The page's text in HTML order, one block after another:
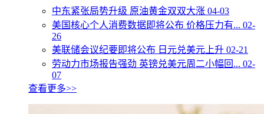
中东紧张局势升级 原油黄金双双大涨 04-03
美国核心个人消费数据即将公布 价格压力有... 02-
26
美联储会议纪要即将公布 日元兑美元上升 02-21
劳动力市场报告强劲 英镑兑美元周二小幅回... 02-
07
查看更多>>